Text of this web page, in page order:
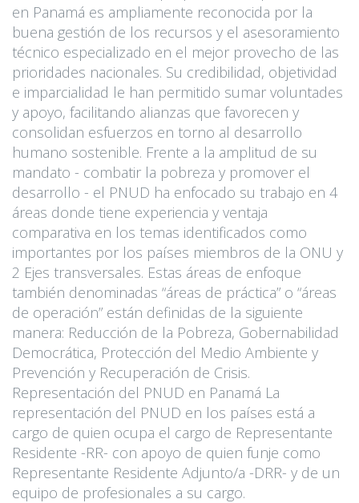
en Panamá es ampliamente reconocida por la
buena gestión de los recursos y el asesoramiento
técnico especializado en el mejor provecho de las
prioridades nacionales. Su credibilidad, objetividad
e imparcialidad le han permitido sumar voluntades
y apoyo, facilitando alianzas que favorecen y
consolidan esfuerzos en torno al desarrollo
humano sostenible. Frente a la amplitud de su
mandato - combatir la pobreza y promover el
desarrollo - el PNUD ha enfocado su trabajo en 4
áreas donde tiene experiencia y ventaja
comparativa en los temas identificados como
importantes por los países miembros de la ONU y
2 Ejes transversales. Estas áreas de enfoque
también denominadas “áreas de práctica” o “áreas
de operación” están definidas de la siguiente
manera: Reducción de la Pobreza, Gobernabilidad
Democrática, Protección del Medio Ambiente y
Prevención y Recuperación de Crisis.
Representación del PNUD en Panamá La
representación del PNUD en los países está a
cargo de quien ocupa el cargo de Representante
Residente -RR- con apoyo de quien funje como
Representante Residente Adjunto/a -DRR- y de un
equipo de profesionales a su cargo.